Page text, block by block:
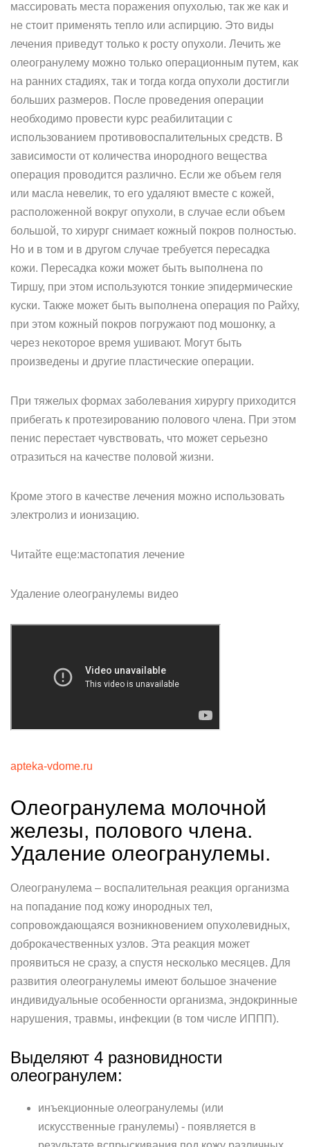
массировать места поражения опухолью, так же как и
не стоит применять тепло или аспирцию. Это виды
лечения приведут только к росту опухоли. Лечить же
олеогранулему можно только операционным путем, как
на ранних стадиях, так и тогда когда опухоли достигли
больших размеров. После проведения операции
необходимо провести курс реабилитации с
использованием противовоспалительных средств. В
зависимости от количества инородного вещества
операция проводится различно. Если же объем геля
или масла невелик, то его удаляют вместе с кожей,
расположенной вокруг опухоли, в случае если объем
большой, то хирург снимает кожный покров полностью.
Но и в том и в другом случае требуется пересадка
кожи. Пересадка кожи может быть выполнена по
Тиршу, при этом используются тонкие эпидермические
куски. Также может быть выполнена операция по Райху,
при этом кожный покров погружают под мошонку, а
через некоторое время ушивают. Могут быть
произведены и другие пластические операции.
При тяжелых формах заболевания хирургу приходится
прибегать к протезированию полового члена. При этом
пенис перестает чувствовать, что может серьезно
отразиться на качестве половой жизни.
Кроме этого в качестве лечения можно использовать
электролиз и ионизацию.
Читайте еще:мастопатия лечение
Удаление олеогранулемы видео
apteka-vdome.ru
Олеогранулема молочной
железы, полового члена.
Удаление олеогранулемы.
Олеогранулема – воспалительная реакция организма
на попадание под кожу инородных тел,
сопровождающаяся возникновением опухолевидных,
доброкачественных узлов. Эта реакция может
проявиться не сразу, а спустя несколько месяцев. Для
развития олеогранулемы имеют большое значение
индивидуальные особенности организма, эндокринные
нарушения, травмы, инфекции (в том числе ИППП).
Выделяют 4 разновидности
олеогранулем:
инъекционные олеогранулемы (или
искусственные гранулемы) - появляется в